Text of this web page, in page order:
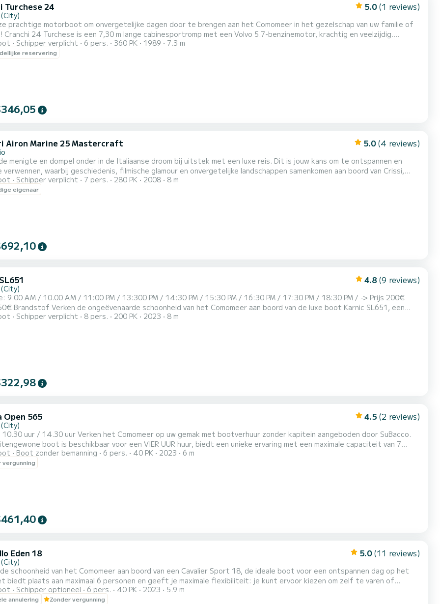
Turchese 24 5.0 (1 reviews)
prachtige motorboot om onvergetelijke dagen door te brengen aan het Comomeer in het gezelschap van uw familie of
met een ligplaats, ligweide voor en achter met kussens, radio, beschermende luifel, monteerbare tafel en minibar. Binnen
Schipper verplicht 6 pers. 360 PK 1989 7.3 m
reservering
Airon Marine 25 Mastercraft 5.0 (4 reviews)
menigte en dompel onder in de Italiaanse droom bij uitstek met een luxe reis. Dit is jouw kans om te ontspannen en
waarbij geschiedenis, filmische glamour en onvergetelijke landschappen samenkomen aan boord van Crissi,
meer dan alleen een excursie: het is een exclusieve ervaring. Met comfortabele zitplaatsen
7 gasten, combineert Crissi moeiteloos hoge prestaties en comfort, met ruime zonnebedden en schaduwrijke...
Schipper verplicht 7 pers. 280 PK 2008 8 m
eigenaar
4.8 (9 reviews)
9.00 AM / 10.00 AM / 11:00 PM / 13:300 PM / 14:30 PM / 15:30 PM / 16:30 PM / 17:30 PM / 18:30 PM / -> Prijs 200€
van het Comomeer aan boord van de luxe boot Karnic SL651, een
tourervaring! Onze tour van een uur vertrekt en keert terug naar Como, en biedt een boeiende reis langs
Schipper verplicht 8 pers. 200 PK 2023 8 m
Open 565 4.5 (2 reviews)
boot is beschikbaar voor een VIER UUR huur, biedt een unieke ervaring met een maximale capaciteit van 7
voor een comfortabelere en snellere ervaring met maximaal 4 - 5 passagiers. De ervaring van de van 4 uur is
een korte briefing van maximaal 15 minuten, waarin onze deskundige Subacco-operator alle regels uitlegt zodat u in alle...
Boot zonder bemanning 6 pers. 40 PK 2023 6 m
vergunning
Eden 18 5.0 (11 reviews)
schoonheid van het Comomeer aan boord van een Cavalier Sport 18, de ideale boot voor een ontspannen dag op het
biedt plaats aan maximaal 6 personen en geeft je maximale flexibiliteit: je kunt ervoor kiezen om zelf te varen of
roer overlaten aan een professionele schipper. Met een betrouwbare 40 pk-motor is de Cavalier Sport 18
gemakkelijk te besturen en perfect om het meer op jouw eigen tempo te verkennen, of je nu ervaren bent of voor
Schipper optioneel 6 pers. 40 PK 2023 5.9 m
annulering Zonder vergunning